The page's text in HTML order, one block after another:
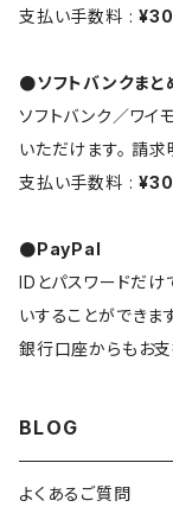
支払い手数料 :
●ソフトバンクまと
ソフトバンク／ワイ
いただけます。 請求
支払い手数料 :
●PayPal
IDとパスワードだけ
いすることができま
銀行口座からもお支
BLOG
よくあるご質問